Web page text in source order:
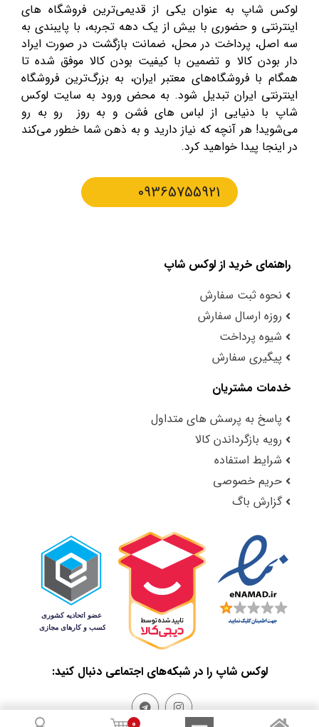
لوکس شاپ به عنوان یکی از قدیمی‌ترین فروشگاه های
اینترنتی و حضوری با بیش از یک دهه تجربه، با پایبندی به
سه اصل، پرداخت در محل، ضمانت بازگشت در صورت ایراد
دار بودن کالا و تضمین با کیفیت بودن کالا موفق شده تا
همگام با فروشگاه‌های معتبر ایران، به بزرگ‌ترین فروشگاه
اینترنتی ایران تبدیل شود. به محض ورود به سایت لوکس
شاپ با دنیایی از لباس های فشن و به روز رو به رو
می‌شوید! هر آنچه که نیاز دارید و به ذهن شما خطور می‌کند
در اینجا پیدا خواهید کرد.
09365755921
راهنمای خرید از لوکس شاپ
نحوه ثبت سفارش
روزه ارسال سفارش
شیوه پرداخت
پیگیری سفارش
خدمات مشتریان
پاسخ به پرسش های متداول
رویه بازگرداندن کالا
شرایط استفاده
حریم خصوصی
گزارش باگ
لوکس شاپ را در شبکه‌های اجتماعی دنبال کنید:
0